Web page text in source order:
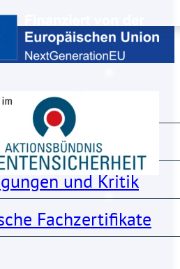
und Kritik
Fachzertifikate